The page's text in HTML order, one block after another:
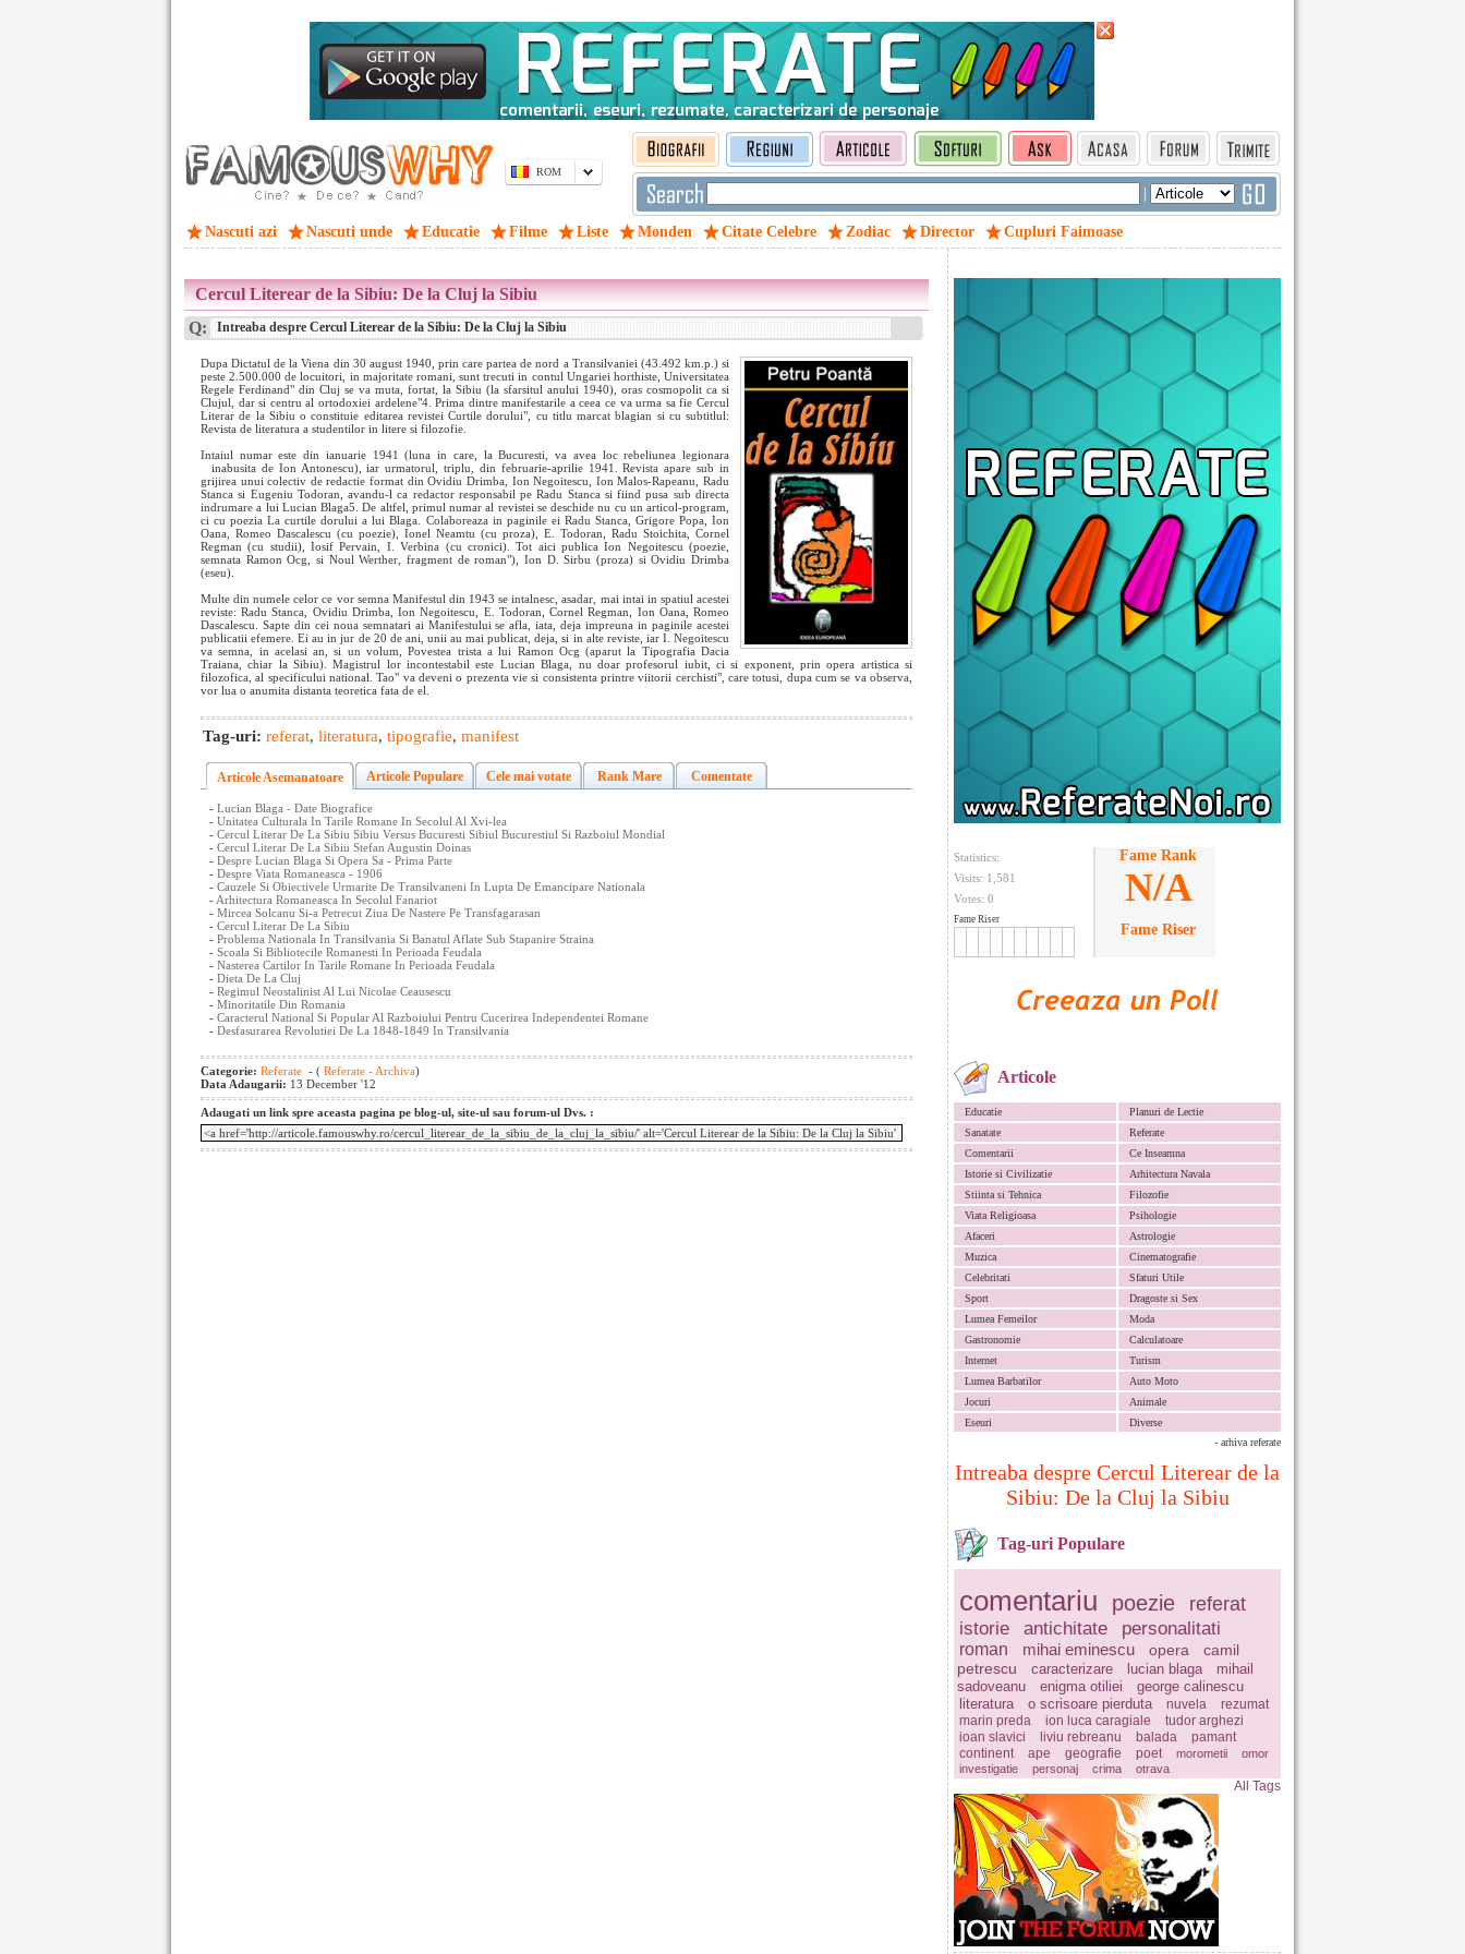
ROM
|
Nascuti azi Nascuti unde Educatie Filme Liste Monden Citate Celebre Zodiac Director Cupluri Faimoase
Statistics:
Visits: 1,581
Votes: 0
Fame Riser
Fame Rank
N/A
Fame Riser
Articole
Educatie
Planuri de Lectie
Sanatate
Referate
Comentarii
Ce Inseamna
Istorie si Civilizatie
Arhitectura Navala
Stiinta si Tehnica
Filozofie
Viata Religioasa
Psihologie
Afaceri
Astrologie
Muzica
Cinematografie
Celebritati
Sfaturi Utile
Sport
Dragoste si Sex
Lumea Femeilor
Moda
Gastronomie
Calculatoare
Internet
Turism
Lumea Barbatilor
Auto Moto
Jocuri
Animale
Eseuri
Diverse
- arhiva referate
Intreaba despre Cercul Literear de la
Sibiu: De la Cluj la Sibiu
Tag-uri Populare
comentariu poezie referat
istorie antichitate personalitati
roman mihai eminescu opera
camil
petrescu
caracterizare lucian blaga
mihail
sadoveanu
enigma otiliei
george calinescu
literatura
o scrisoare pierduta nuvela
rezumat
marin preda
ion luca caragiale
tudor arghezi
ioan slavici
liviu rebreanu balada
pamant
continent
ape geografie poet morometii
omor
investigatie
personaj crima otrava
All Tags
Cercul Literear de la Sibiu: De la Cluj la Sibiu
Q: Intreaba despre Cercul Literear de la Sibiu: De la Cluj la Sibiu
Dupa Dictatul de la Viena din 30 august 1940, prin care partea de nord a Transilvaniei (43.492 km.p.) si
peste 2.500.000 de locuitori, in majoritate romani, sunt trecuti in contul Ungariei horthiste, Universitatea
Regele Ferdinand" din Cluj se va muta, fortat, la Sibiu (la sfarsitul anului 1940), oras cosmopolit ca si
Clujul, dar si centru al ortodoxiei ardelene"4. Prima dintre manifestarile a ceea ce va urma sa fie Cercul
Literar de la Sibiu o constituie editarea revistei Curtile dorului", cu titlu marcat blagian si cu subtitlul:
Revista de literatura a studentilor in litere si filozofie.
Intaiul numar este din ianuarie 1941 (luna in care, la Bucuresti, va avea loc rebeliunea legionara
inabusita de Ion Antonescu), iar urmatorul, triplu, din februarie-aprilie 1941. Revista apare sub in
grijirea unui colectiv de redactie format din Ovidiu Drimba, Ion Negoitescu, Ion Malos-Rapeanu, Radu
Stanca si Eugeniu Todoran, avandu-l ca redactor responsabil pe Radu Stanca si fiind pusa sub directa
indrumare a lui Lucian Blaga5. De altfel, primul numar al revistei se deschide nu cu un articol-program,
ci cu poezia La curtile dorului a lui Blaga. Colaboreaza in paginile ei Radu Stanca, Grigore Popa, Ion
Oana, Romeo Dascalescu (cu poezie), Ionel Neamtu (cu proza), E. Todoran, Radu Stoichita, Cornel
Regman (cu studii), Iosif Pervain, I. Verbina (cu cronici). Tot aici publica Ion Negoitescu (poezie,
semnata Ramon Ocg, si Noul Werther, fragment de roman"), Ion D. Sirbu (proza) si Ovidiu Drimba
(eseu).
Multe din numele celor ce vor semna Manifestul din 1943 se intalnesc, asadar, mai intai in spatiul acestei
reviste: Radu Stanca, Ovidiu Drimba, Ion Negoitescu, E. Todoran, Cornel Regman, Ion Oana, Romeo
Dascalescu. Sapte din cei noua semnatari ai Manifestului se afla, iata, deja impreuna in paginile acestei
publicatii efemere. Ei au in jur de 20 de ani, unii au mai publicat, deja, si in alte reviste, iar I. Negoitescu
va semna, in acelasi an, si un volum, Povestea trista a lui Ramon Ocg (aparut la Tipografia Dacia
Traiana, chiar la Sibiu). Magistrul lor incontestabil este Lucian Blaga, nu doar profesorul iubit, ci si exponent, prin opera artistica si
filozofica, al specificului national. Tao" va deveni o prezenta vie si consistenta printre viitorii cerchisti", care totusi, dupa cum se va observa,
vor lua o anumita distanta teoretica fata de el.
Tag-uri: referat, literatura, tipografie, manifest
Articole Asemanatoare Articole Populare Cele mai votate Rank Mare Comentate
- Lucian Blaga - Date Biografice
- Unitatea Culturala In Tarile Romane In Secolul Al Xvi-lea
- Cercul Literar De La Sibiu Sibiu Versus Bucuresti Sibiul Bucurestiul Si Razboiul Mondial
- Cercul Literar De La Sibiu Stefan Augustin Doinas
- Despre Lucian Blaga Si Opera Sa - Prima Parte
- Despre Viata Romaneasca - 1906
- Cauzele Si Obiectivele Urmarite De Transilvaneni In Lupta De Emancipare Nationala
- Arhitectura Romaneasca In Secolul Fanariot
- Mircea Solcanu Si-a Petrecut Ziua De Nastere Pe Transfagarasan
- Cercul Literar De La Sibiu
- Problema Nationala In Transilvania Si Banatul Aflate Sub Stapanire Straina
- Scoala Si Bibliotecile Romanesti In Perioada Feudala
- Nasterea Cartilor In Tarile Romane In Perioada Feudala
- Dieta De La Cluj
- Regimul Neostalinist Al Lui Nicolae Ceausescu
- Minoritatile Din Romania
- Caracterul National Si Popular Al Razboiului Pentru Cucerirea Independentei Romane
- Desfasurarea Revolutiei De La 1848-1849 In Transilvania
Categorie: Referate - ( Referate - Archiva)
Data Adaugarii: 13 December '12
Adaugati un link spre aceasta pagina pe blog-ul, site-ul sau forum-ul Dvs. :